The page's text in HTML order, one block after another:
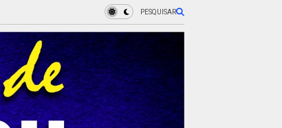
PESQUISAR